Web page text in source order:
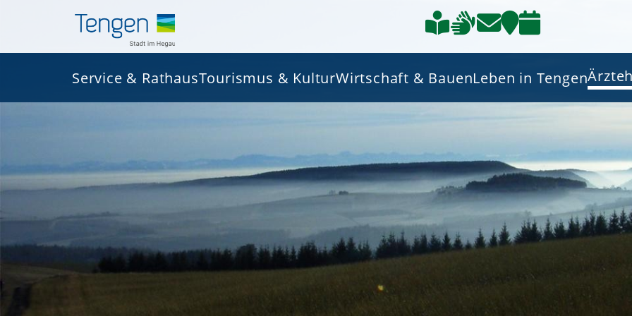
Service & RathausTourismus & KulturWirtschaft & BauenLeben in Tengen